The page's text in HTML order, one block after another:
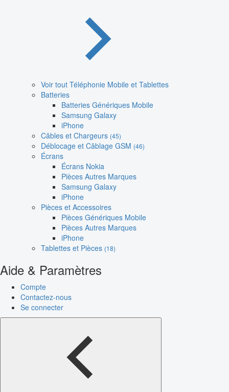
Voir tout Téléphonie Mobile et Tablettes
Batteries
Batteries Génériques Mobile
Samsung Galaxy
iPhone
Câbles et Chargeurs (45)
Déblocage et Câblage GSM (46)
Écrans
Écrans Nokia
Pièces Autres Marques
Samsung Galaxy
iPhone
Pièces et Accessoires
Pièces Génériques Mobile
Pièces Autres Marques
iPhone
Tablettes et Pièces (18)
Aide & Paramètres
Compte
Contactez-nous
Se connecter